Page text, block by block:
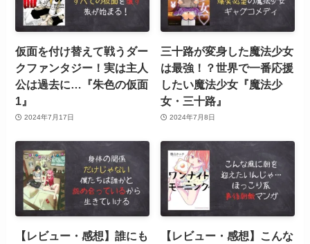
仮面を付け替えて戦うダー
クファンタジー！実は主人
公は過去に…『朱色の仮面
1』
2024年7月17日
三十路が変身した魔法少女
は最強！？世界で一番応援
したい魔法少女『魔法少
女・三十路』
2024年7月8日
【レビュー・感想】誰にも 【レビュー・感想】こんな